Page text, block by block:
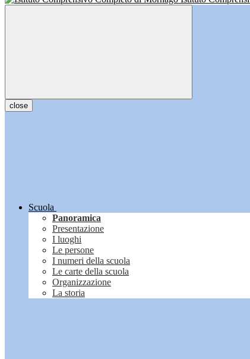
close
Scuola
Panoramica
Presentazione
I luoghi
Le persone
I numeri della scuola
Le carte della scuola
Organizzazione
La storia